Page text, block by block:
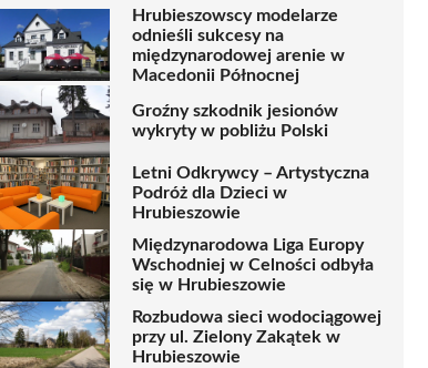
Hrubieszowscy modelarze
odnieśli sukcesy na
międzynarodowej arenie w
Macedonii Północnej
Groźny szkodnik jesionów
wykryty w pobliżu Polski
Letni Odkrywcy – Artystyczna
Podróż dla Dzieci w
Hrubieszowie
Międzynarodowa Liga Europy
Wschodniej w Celności odbyła
się w Hrubieszowie
Rozbudowa sieci wodociągowej
przy ul. Zielony Zakątek w
Hrubieszowie